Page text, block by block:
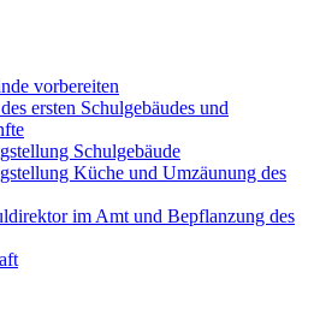
vorbereiten
ersten Schulgebäudes und
Schulgebäude
Küche und Umzäunung des
im Amt und Bepflanzung des